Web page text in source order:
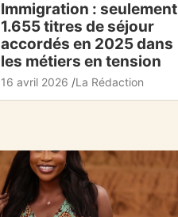
Immigration : seulement
1.655 titres de séjour
accordés en 2025 dans
les métiers en tension
16 avril 2026 La Rédaction